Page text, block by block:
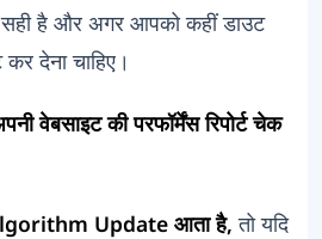
सही है और अगर आपको कहीं डाउट
देना चाहिए।
वेबसाइट की परफॉर्मेंस रिपोर्ट चेक
Update आता है, तो यदि